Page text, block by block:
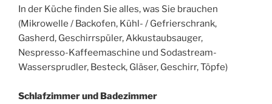
In der Küche finden Sie alles, was Sie brauchen
(Mikrowelle / Backofen, Kühl- / Gefrierschrank,
Gasherd, Geschirrspüler, Akkustaubsauger,
Nespresso-Kaffeemaschine und Sodastream-
Wassersprudler, Besteck, Gläser, Geschirr, Töpfe)
Schlafzimmer und Badezimmer